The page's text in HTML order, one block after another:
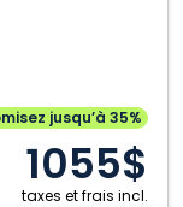
jusqu’à 35%
1055$
taxes et frais incl.